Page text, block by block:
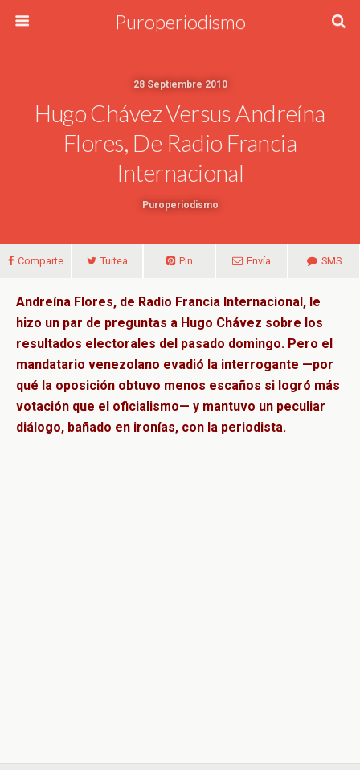
Puroperiodismo
28 Septiembre 2010
Hugo Chávez Versus Andreína
Flores, De Radio Francia
Internacional
Puroperiodismo
Comparte Tuitea Pin Envía SMS
Andreína Flores, de Radio Francia Internacional, le
hizo un par de preguntas a Hugo Chávez sobre los
resultados electorales del pasado domingo. Pero el
mandatario venezolano evadió la interrogante —por
qué la oposición obtuvo menos escaños si logró más
votación que el oficialismo— y mantuvo un peculiar
diálogo, bañado en ironías, con la periodista.